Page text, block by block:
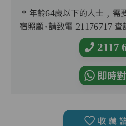
* 年齡64歲以下的人士﹐需
宿照顧，請致電 21176717 查
2117
即時
收藏